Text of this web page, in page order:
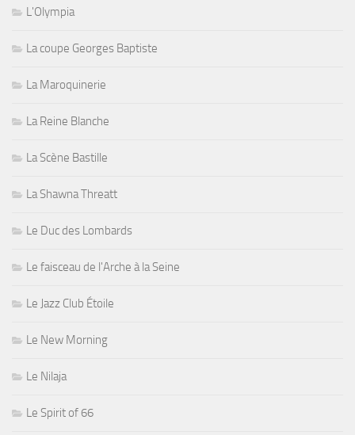
L'Olympia
La coupe Georges Baptiste
La Maroquinerie
La Reine Blanche
La Scène Bastille
La Shawna Threatt
Le Duc des Lombards
Le faisceau de l'Arche à la Seine
Le Jazz Club Étoile
Le New Morning
Le Nilaja
Le Spirit of 66